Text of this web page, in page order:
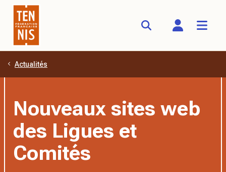
Aller au contenu principal
Actualités
Nouveaux sites web
des Ligues et
Comités